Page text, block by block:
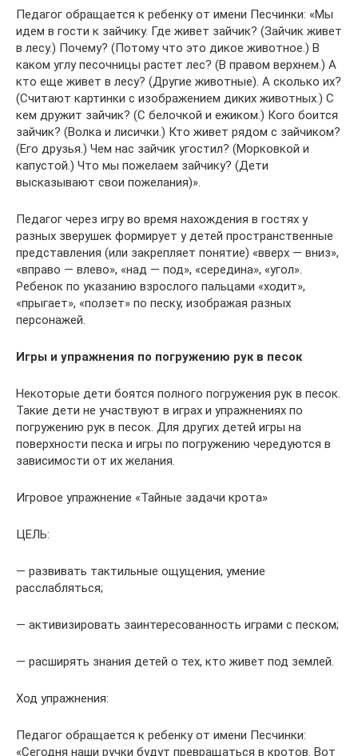
Педагог обращается к ребенку от имени Песчинки: «Мы
идем в гости к зайчику. Где живет зайчик? (Зайчик живет
в лесу.) Почему? (Потому что это дикое животное.) В
каком углу песочницы растет лес? (В правом верхнем.) А
кто еще живет в лесу? (Другие животные). А сколько их?
(Считают картинки с изображением диких животных.) С
кем дружит зайчик? (С белочкой и ежиком.) Кого боится
зайчик? (Волка и лисички.) Кто живет рядом с зайчиком?
(Его друзья.) Чем нас зайчик угостил? (Морковкой и
капустой.) Что мы пожелаем зайчику? (Дети
высказывают свои пожелания)».
Педагог через игру во время нахождения в гостях у
разных зверушек формирует у детей пространственные
представления (или закрепляет понятие) «вверх — вниз»,
«вправо — влево», «над — под», «середина», «угол».
Ребенок по указанию взрослого пальцами «ходит»,
«прыгает», «ползет» по песку, изображая разных
персонажей.
Игры и упражнения по погружению рук в песок
Некоторые дети боятся полного погружения рук в песок.
Такие дети не участвуют в играх и упражнениях по
погружению рук в песок. Для других детей игры на
поверхности песка и игры по погружению чередуются в
зависимости от их желания.
Игровое упражнение «Тайные задачи крота»
ЦЕЛЬ:
— развивать тактильные ощущения, умение
расслабляться;
— активизировать заинтересованность играми с песком;
— расширять знания детей о тех, кто живет под землей.
Ход упражнения:
Педагог обращается к ребенку от имени Песчинки:
«Сегодня наши ручки будут превращаться в кротов. Вот